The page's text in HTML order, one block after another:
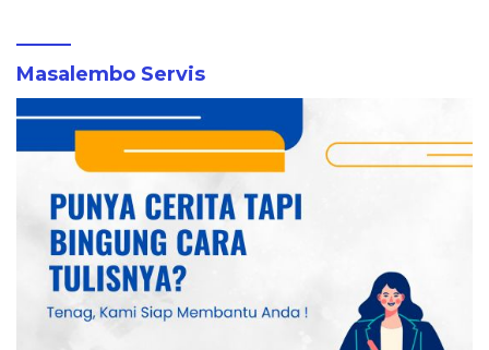
Masalembo Servis